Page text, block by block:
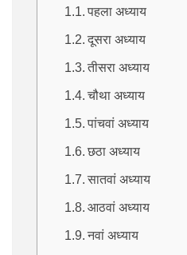
पहला अध्याय
दूसरा अध्याय
तीसरा अध्याय
चौथा अध्याय
पांचवां अध्याय
छठा अध्याय
सातवां अध्याय
आठवां अध्याय
नवां अध्याय